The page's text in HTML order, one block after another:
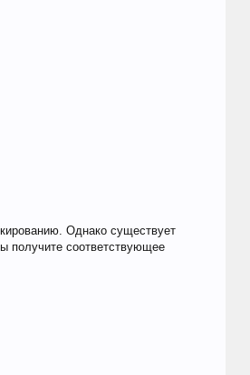
Однако существует
получите соответствующее